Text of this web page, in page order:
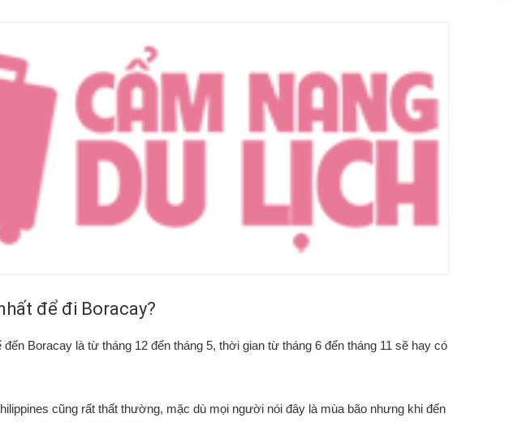
để đi Boracay?
Boracay là từ tháng 12 đến tháng 5, thời gian từ tháng 6 đến tháng 11 sẽ hay có
cũng rất thất thường, mặc dù mọi người nói đây là mùa bão nhưng khi đến